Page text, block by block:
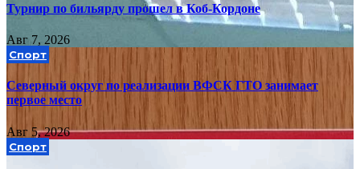
Турнир по бильярду прошел в Коб-Кордоне
Авг 7, 2026
Спорт
Северный округ по реализации ВФСК ГТО занимает
первое место
Авг 5, 2026
Спорт